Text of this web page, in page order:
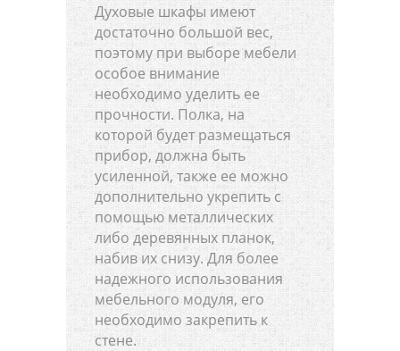
Духовые шкафы имеют
достаточно большой вес,
поэтому при выборе мебели
особое внимание
необходимо уделить ее
прочности. Полка, на
которой будет размещаться
прибор, должна быть
усиленной, также ее можно
дополнительно укрепить с
помощью металлических
либо деревянных планок,
набив их снизу. Для более
надежного использования
мебельного модуля, его
необходимо закрепить к
стене.